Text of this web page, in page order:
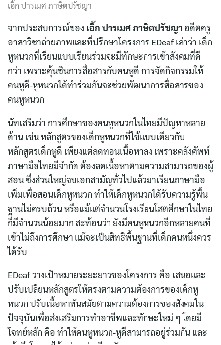
เอิ๊ก ปารเมศ ภาษิตปรัชญา
จากประสบการณ์ของ เอิ๊ก ปารเมศ ภาษิตปรัชญา อดีตครู
อาสาวิชาถ่ายภาพและที่ปรึกษาโครงการ EDeaf เล่าว่า เด็ก
หูหนวกที่เรียนแบบเรียนร่วมจะมีทักษะการเข้าสังคมที่ดี
กว่า เพราะคุ้นชินการสื่อสารกับคนหูดี การจัดกิจกรรมให้
คนหูดี-หูหนวกได้ทำร่วมกันจะช่วยพัฒนาการสื่อสารของ
คนหูหนวก
นัทเสริมว่า การศึกษาของคนหูหนวกในไทยมีปัญหาหลาย
ด้าน เช่น หลักสูตรของเด็กหูหนวกที่ใช้แบบเดียวกับ
หลักสูตรเด็กหูดี เพียงแต่ลดทอนเนื้อหาลง เพราะคลังศัพท์
ภาษามือไทยมีจำกัด ต้องลดเนื้อหาตามความสามารถของผู้
สอน ซึ่งส่วนใหญ่จบเอกสามัญทั่วไปแล้วมาเรียนภาษามือ
เพิ่มเพื่อสอนเด็กหูหนวก ทำให้เด็กหูหนวกได้รับความรู้พื้น
ฐานไม่ครบถ้วน หรือแม้แต่จำนวนโรงเรียนโสตศึกษาในไทย
ก็มีจำนวนน้อยมาก สะท้อนว่า ยังมีคนหูหนวกอีกหลายคนที่
เข้าไม่ถึงการศึกษา แม้จะเป็นสิทธิพื้นฐานที่เด็กคนหนึ่งควร
ได้รับ
EDeaf วางเป้าหมายระยะยาวของโครงการ คือ เสนอและ
ปรับเปลี่ยนหลักสูตรให้ตรงตามความต้องการของเด็กหู
หนวก ปรับเนื้อหาทันสมัยตามความต้องการของสังคมใน
ปัจจุบันเพื่อส่งเสริมการทำอาชีพและทักษะใหม่ ๆ โดยมี
โจทย์หลัก คือ ทำให้คนหูหนวก-หูดีสามารถอยู่ร่วมกัน และ